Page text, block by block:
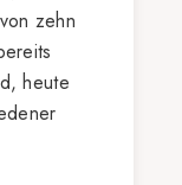
zehn
heute